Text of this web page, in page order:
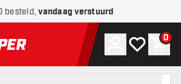
besteld,vandaag verstuurd
home pagina
Account
Mijn 0